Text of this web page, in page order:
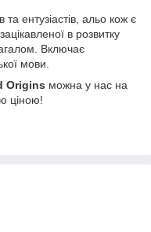
ентузіастів, альо кож є
в розвитку
Включає
мови.
Origins можна у нас на
ціною!